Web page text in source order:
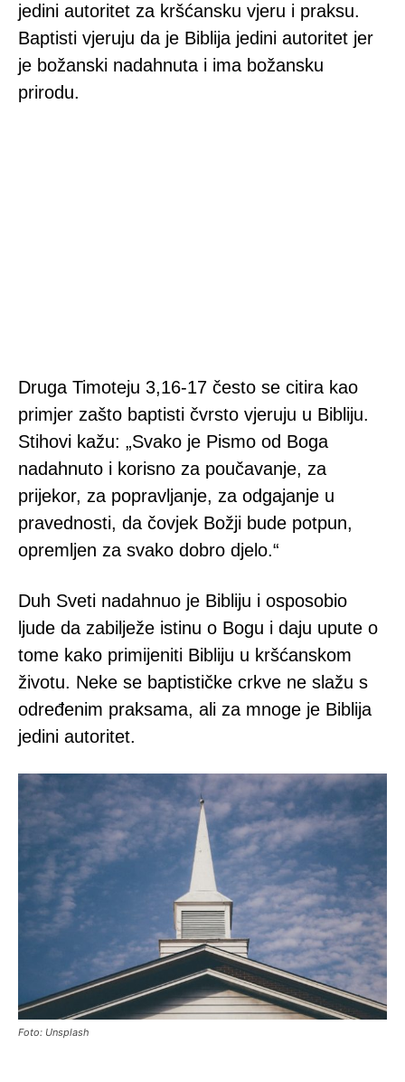
jedini autoritet za kršćansku vjeru i praksu.
Baptisti vjeruju da je Biblija jedini autoritet jer
je božanski nadahnuta i ima božansku
prirodu.
Druga Timoteju 3,16-17 često se citira kao
primjer zašto baptisti čvrsto vjeruju u Bibliju.
Stihovi kažu: „Svako je Pismo od Boga
nadahnuto i korisno za poučavanje, za
prijekor, za popravljanje, za odgajanje u
pravednosti, da čovjek Božji bude potpun,
opremljen za svako dobro djelo.“
Duh Sveti nadahnuo je Bibliju i osposobio
ljude da zabilježe istinu o Bogu i daju upute o
tome kako primijeniti Bibliju u kršćanskom
životu. Neke se baptističke crkve ne slažu s
određenim praksama, ali za mnoge je Biblija
jedini autoritet.
Foto: Unsplash